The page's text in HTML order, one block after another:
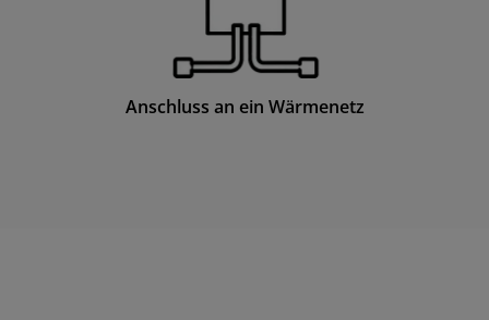
Anschluss an ein Wärmenetz